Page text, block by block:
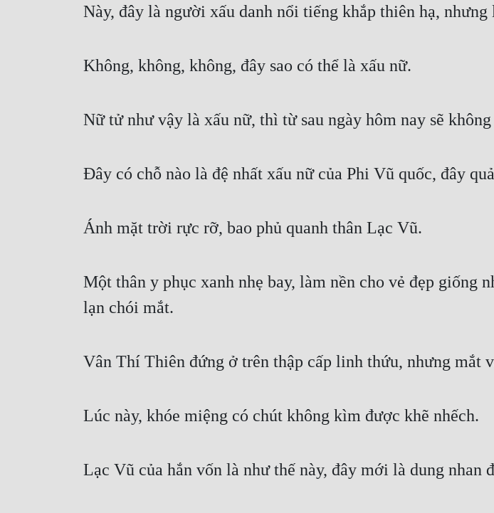
Này, đây là người xấu danh nổi tiếng khắp thiên hạ,
Không, không, không, đây sao có thể là xấu nữ.
Nữ tử như vậy là xấu nữ, thì từ sau ngày hôm nay sẽ
Đây có chỗ nào là đệ nhất xấu nữ của Phi Vũ quốc, đây
Ánh mặt trời rực rỡ, bao phủ quanh thân Lạc Vũ.
Một thân y phục xanh nhẹ bay, làm nền cho vẻ đẹp giống
lạn chói mắt.
Vân Thí Thiên đứng ở trên thập cấp linh thứu, nhưng mắt
Lúc này, khóe miệng có chút không kìm được khẽ nhếch.
Lạc Vũ của hắn vốn là như thế này, đây mới là dung nhan